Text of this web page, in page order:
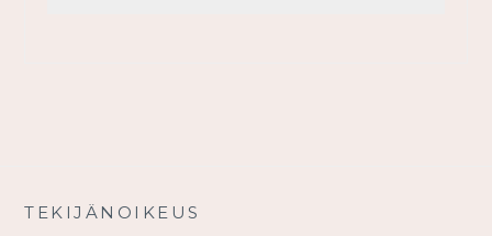
TEKIJÄNOIKEUS